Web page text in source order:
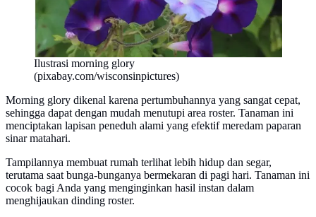
Ilustrasi morning glory
(pixabay.com/wisconsinpictures)
Morning glory dikenal karena pertumbuhannya yang sangat cepat,
sehingga dapat dengan mudah menutupi area roster. Tanaman ini
menciptakan lapisan peneduh alami yang efektif meredam paparan
sinar matahari.
Tampilannya membuat rumah terlihat lebih hidup dan segar,
terutama saat bunga-bunganya bermekaran di pagi hari. Tanaman ini
cocok bagi Anda yang menginginkan hasil instan dalam
menghijaukan dinding roster.